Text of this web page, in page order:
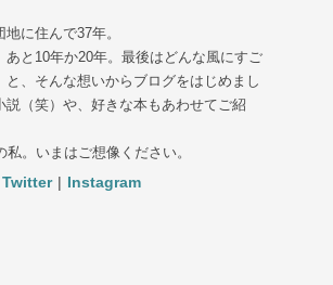
に住んで37年。
あと10年か20年。最後はどんな風にすご
と、そんな想いからブログをはじめまし
説（笑）や、好きな本もあわせてご紹
私。いまはご想像ください。
Twitter | Instagram